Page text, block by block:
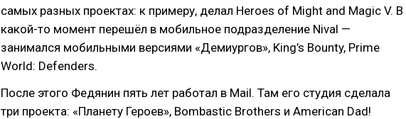
самых разных проектах: к примеру, делал Heroes of Might and Magic V. В
какой-то момент перешёл в мобильное подразделение Nival —
занимался мобильными версиями «Демиургов», King’s Bounty, Prime
World: Defenders.
После этого Федянин пять лет работал в Mail. Там его студия сделала
три проекта: «Планету Героев», Bombastic Brothers и American Dad!